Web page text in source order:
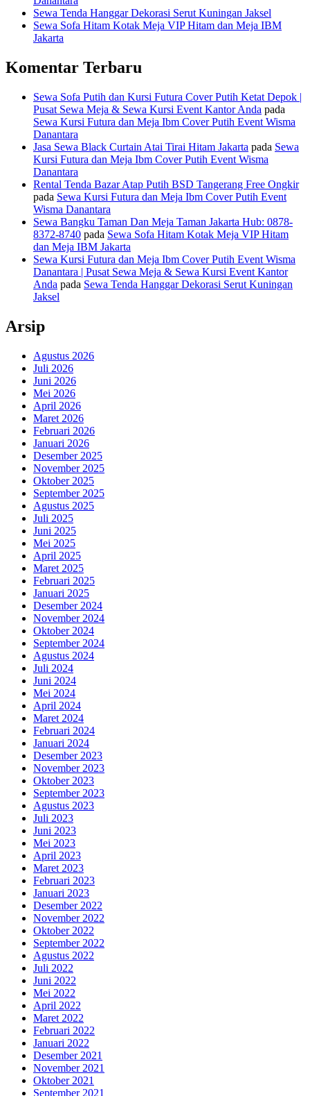
Sewa Tenda Hanggar Dekorasi Serut Kuningan Jaksel
Sewa Sofa Hitam Kotak Meja VIP Hitam dan Meja IBM
Jakarta
Komentar Terbaru
Sewa Sofa Putih dan Kursi Futura Cover Putih Ketat Depok |
Pusat Sewa Meja & Sewa Kursi Event Kantor Anda pada
Sewa Kursi Futura dan Meja Ibm Cover Putih Event Wisma
Danantara
Jasa Sewa Black Curtain Atai Tirai Hitam Jakarta pada Sewa
Kursi Futura dan Meja Ibm Cover Putih Event Wisma
Danantara
Rental Tenda Bazar Atap Putih BSD Tangerang Free Ongkir
pada Sewa Kursi Futura dan Meja Ibm Cover Putih Event
Wisma Danantara
Sewa Bangku Taman Dan Meja Taman Jakarta Hub: 0878-
8372-8740 pada Sewa Sofa Hitam Kotak Meja VIP Hitam
dan Meja IBM Jakarta
Sewa Kursi Futura dan Meja Ibm Cover Putih Event Wisma
Danantara | Pusat Sewa Meja & Sewa Kursi Event Kantor
Anda pada Sewa Tenda Hanggar Dekorasi Serut Kuningan
Jaksel
Arsip
Agustus 2026
Juli 2026
Juni 2026
Mei 2026
April 2026
Maret 2026
Februari 2026
Januari 2026
Desember 2025
November 2025
Oktober 2025
September 2025
Agustus 2025
Juli 2025
Juni 2025
Mei 2025
April 2025
Maret 2025
Februari 2025
Januari 2025
Desember 2024
November 2024
Oktober 2024
September 2024
Agustus 2024
Juli 2024
Juni 2024
Mei 2024
April 2024
Maret 2024
Februari 2024
Januari 2024
Desember 2023
November 2023
Oktober 2023
September 2023
Agustus 2023
Juli 2023
Juni 2023
Mei 2023
April 2023
Maret 2023
Februari 2023
Januari 2023
Desember 2022
November 2022
Oktober 2022
September 2022
Agustus 2022
Juli 2022
Juni 2022
Mei 2022
April 2022
Maret 2022
Februari 2022
Januari 2022
Desember 2021
November 2021
Oktober 2021
September 2021